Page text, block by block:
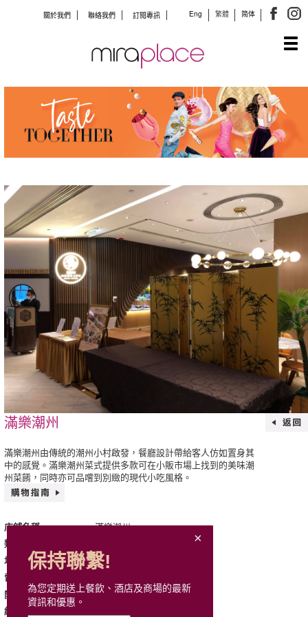
Eng 繁體 简体
關於我們 聯絡我們 訂閱專訊
滿樂潮州
滿樂潮州由傳統的潮州小村啟發，餐廳設計帶給客人仿如置身其
中的感覺。滿樂潮州菜式提供多款可在小販市場上找到的美味潮
州菜餚，同時亦可品嚐到別緻的現代小吃風格。
店鋪名稱 滿樂潮州
類別
地址 405, L4, Mira Place 1
電話
開放時間 星期一至日: 11:00 - 23:00
網站
保持聯繫!
為您定期送上餐飲、酒店及商場的最新
資訊和優惠。